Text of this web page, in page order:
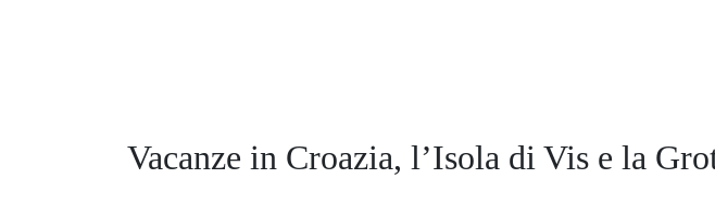
Vacanze in Croazia, l’Isola di Vis e la